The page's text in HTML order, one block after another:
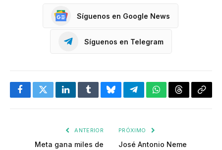
Síguenos en Google News
Síguenos en Telegram
FacebookTwitterLinkedInTumblrBlueskyTelegramWhatsApp
Threads
ANTERIOR
Meta gana miles de
PRÓXIMO
José Antonio Neme